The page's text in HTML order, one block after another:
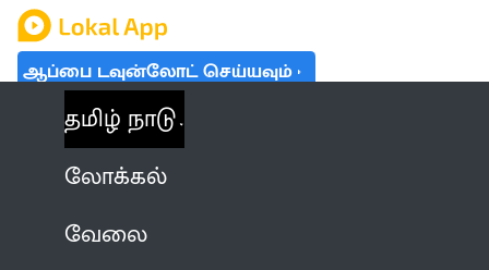
ஆப்பை டவுன்லோட் செய்யவும்
தமிழ் நாடு
லோக்கல்
வேலை